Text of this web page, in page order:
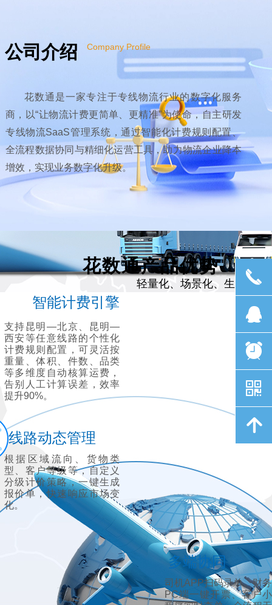
公司介绍 Company Profile
花数通是一家专注于专线物流行业的数字化服务
商，以“让物流计费更简单、更精准”为使命，自主研发
专线物流SaaS管理系统，通过智能化计费规则配置、
全流程数据协同与精细化运营工具，助力物流企业降本
增效，实现业务数字化升级。
花数通产品优势
轻量化、场景化、生态化
智能计费引擎
支持昆明—北京、昆明—
西安等任意线路的个性化
计费规则配置，可灵活按
重量、体积、件数、品类
等多维度自动核算运费，
告别人工计算误差，效率
提升90%。
线路动态管理
根据区域流向、货物类
型、客户等级等，自定义
分级计价策略，一键生成
报价单，快速响应市场变
化。
多端协同
司机APP扫码录单、财务
PC端一键开票、客户小
끅
뀩
뀥
낃
녕